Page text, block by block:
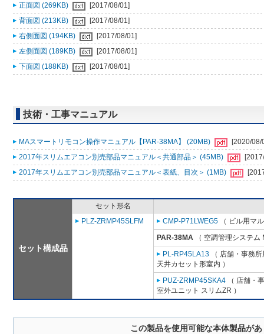
正面図 (269KB)
[2017/08/01]
背面図 (213KB)
[2017/08/01]
右側面図 (194KB)
[2017/08/01]
左側面図 (189KB)
[2017/08/01]
下面図 (188KB)
[2017/08/01]
技術・工事マニュアル
MAスマートリモコン操作マニュアル【PAR-38MA】 (20MB)
[2020/08/
2017年スリムエアコン別売部品マニュアル＜共通部品＞ (45MB)
2017年スリムエアコン別売部品マニュアル＜表紙、目次＞ (1MB)
セット構成品
セット形名
PLZ-ZRMP45SLFM
CMP-P71LWEG5 （ ビル用マ
PAR-38MA （ 空調管理システム
PL-RP45LA13 （ 店舗・事務
天井カセット形室内 ）
PUZ-ZRMP45SKA4 （ 店舗・
室外ユニット スリムZR ）
この製品を使用可能な本体製品が